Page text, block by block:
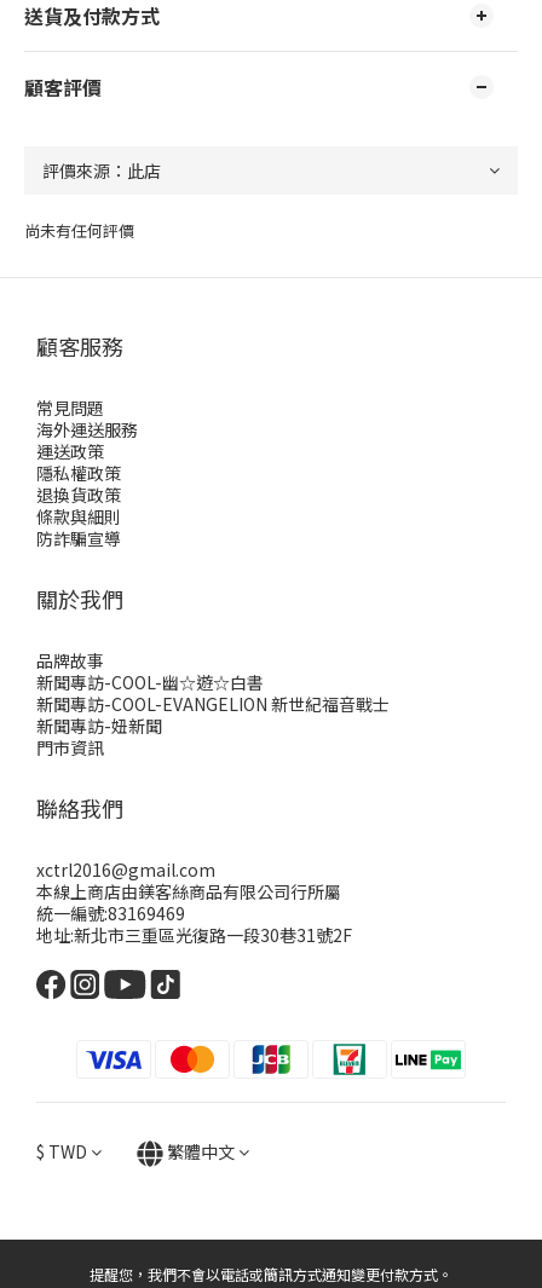
送貨及付款方式
顧客評價
尚未有任何評價
顧客服務
常見問題
海外運送服務
運送政策
隱私權政策
退換貨政策
條款與細則
防詐騙宣導
關於我們
品牌故事
新聞專訪-COOL-幽☆遊☆白書
新聞專訪-COOL-EVANGELION 新世紀福音戰士
新聞專訪-妞新聞
門市資訊
聯絡我們
xctrl2016@gmail.com
本線上商店由鎂客絲商品有限公司行所屬
統一編號:83169469
地址:新北市三重區光復路一段30巷31號2F
$ TWD 繁體中文
提醒您，我們不會以電話或簡訊方式通知變更付款方式。